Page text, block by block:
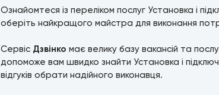
Ознайомтеся із переліком послуг Установка і
оберіть найкращого майстра для виконання
Сервіс Дзвінко має велику базу вакансій та
допоможе вам швидко знайти Установка і
відгуків обрати надійного виконавця.